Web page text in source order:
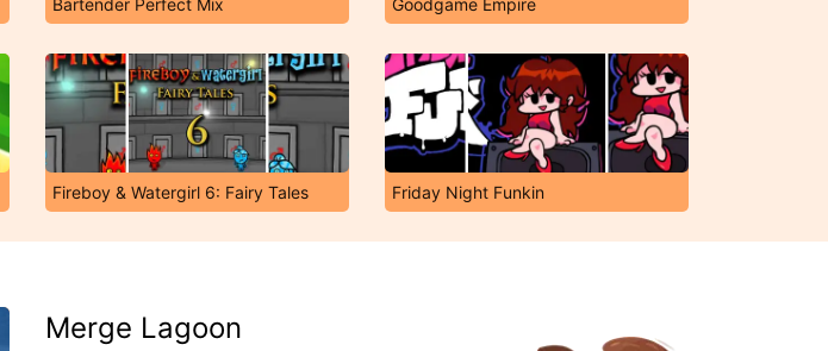
Bartender Perfect Mix Goodgame Empire
Fireboy & Watergirl 6: Fairy Tales Friday Night Funkin
Merge Lagoon